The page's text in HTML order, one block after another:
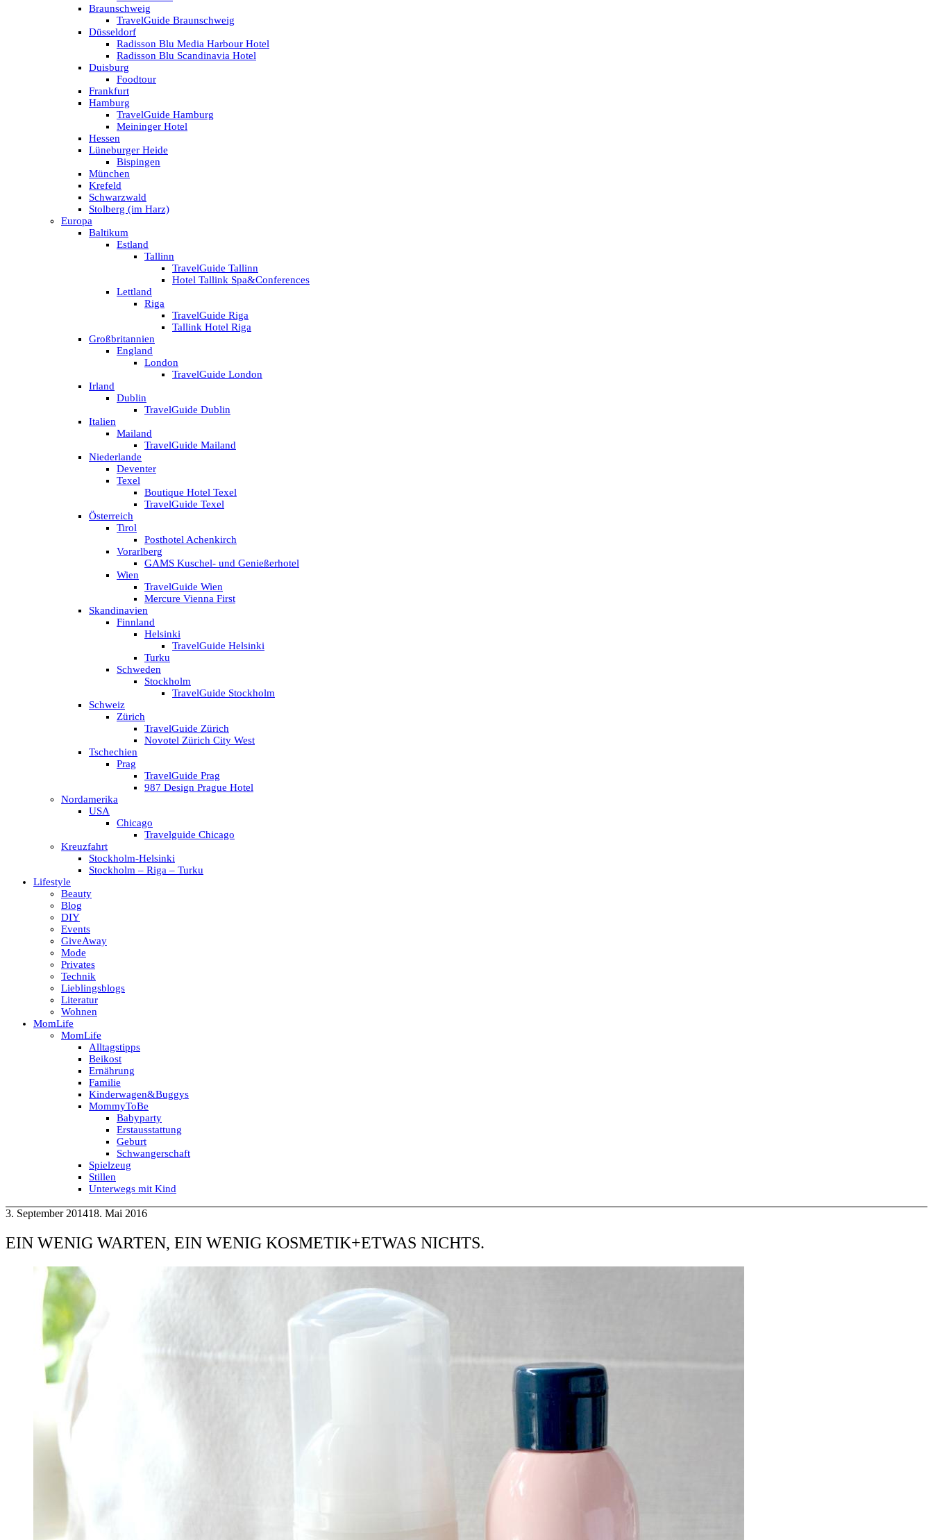
Braunschweig
TravelGuide Braunschweig
Düsseldorf
Radisson Blu Media Harbour Hotel
Radisson Blu Scandinavia Hotel
Duisburg
Foodtour
Frankfurt
Hamburg
TravelGuide Hamburg
Meininger Hotel
Hessen
Lüneburger Heide
Bispingen
München
Krefeld
Schwarzwald
Stolberg (im Harz)
Europa
Baltikum
Estland
Tallinn
TravelGuide Tallinn
Hotel Tallink Spa&Conferences
Lettland
Riga
TravelGuide Riga
Tallink Hotel Riga
Großbritannien
England
London
TravelGuide London
Irland
Dublin
TravelGuide Dublin
Italien
Mailand
TravelGuide Mailand
Niederlande
Deventer
Texel
Boutique Hotel Texel
TravelGuide Texel
Österreich
Tirol
Posthotel Achenkirch
Vorarlberg
GAMS Kuschel- und Genießerhotel
Wien
TravelGuide Wien
Mercure Vienna First
Skandinavien
Finnland
Helsinki
TravelGuide Helsinki
Turku
Schweden
Stockholm
TravelGuide Stockholm
Schweiz
Zürich
TravelGuide Zürich
Novotel Zürich City West
Tschechien
Prag
TravelGuide Prag
987 Design Prague Hotel
Nordamerika
USA
Chicago
Travelguide Chicago
Kreuzfahrt
Stockholm-Helsinki
Stockholm – Riga – Turku
Lifestyle
Beauty
Blog
DIY
Events
GiveAway
Mode
Privates
Technik
Lieblingsblogs
Literatur
Wohnen
MomLife
MomLife
Alltagstipps
Beikost
Ernährung
Familie
Kinderwagen&Buggys
MommyToBe
Babyparty
Erstausstattung
Geburt
Schwangerschaft
Spielzeug
Stillen
Unterwegs mit Kind
3. September 201418. Mai 2016
EIN WENIG WARTEN, EIN WENIG KOSMETIK+ETWAS NICHTS.